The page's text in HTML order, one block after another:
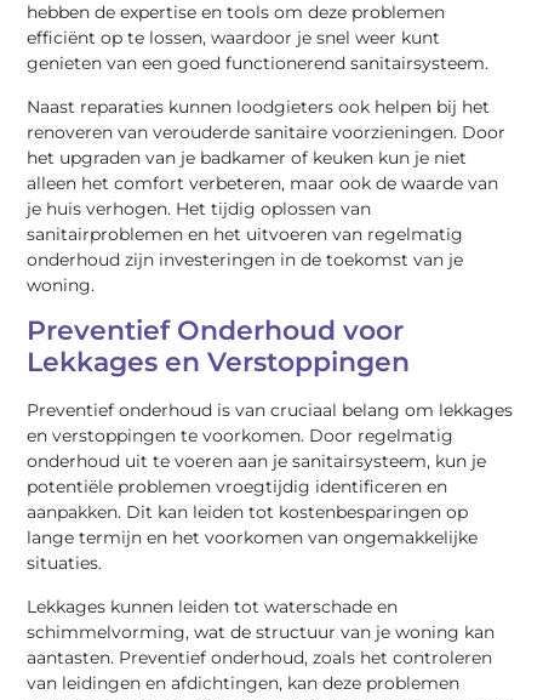
hebben de expertise en tools om deze problemen
efficiënt op te lossen, waardoor je snel weer kunt
genieten van een goed functionerend sanitairsysteem.
Naast reparaties kunnen loodgieters ook helpen bij het
renoveren van verouderde sanitaire voorzieningen. Door
het upgraden van je badkamer of keuken kun je niet
alleen het comfort verbeteren, maar ook de waarde van
je huis verhogen. Het tijdig oplossen van
sanitairproblemen en het uitvoeren van regelmatig
onderhoud zijn investeringen in de toekomst van je
woning.
Preventief Onderhoud voor
Lekkages en Verstoppingen
Preventief onderhoud is van cruciaal belang om lekkages
en verstoppingen te voorkomen. Door regelmatig
onderhoud uit te voeren aan je sanitairsysteem, kun je
potentiële problemen vroegtijdig identificeren en
aanpakken. Dit kan leiden tot kostenbesparingen op
lange termijn en het voorkomen van ongemakkelijke
situaties.
Lekkages kunnen leiden tot waterschade en
schimmelvorming, wat de structuur van je woning kan
aantasten. Preventief onderhoud, zoals het controleren
van leidingen en afdichtingen, kan deze problemen